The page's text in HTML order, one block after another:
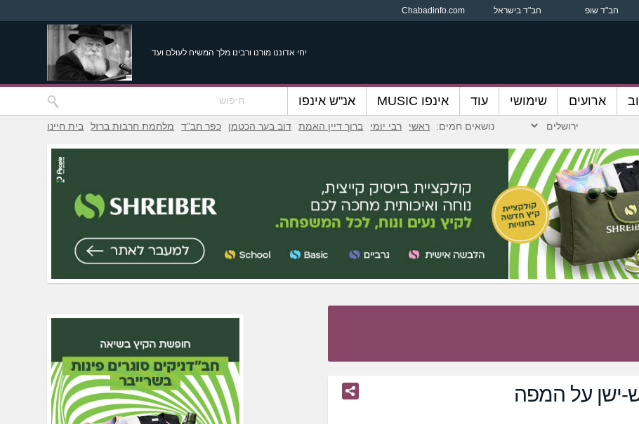
חב"ד שופ חב"ד בישראל Chabadinfo.com
יחי אדוננו מורנו ורבינו מלך המשיח לעולם ועד
ארועים שימושי עוד אינפו MUSIC אנ"ש אינפו
נושאים חמים: ראשי רבי יומי ברוך דיין האמת דוב בער הכטמן כפר חב"ד מלחמת חרבות ברזל בית חיינו
ישן על המפה